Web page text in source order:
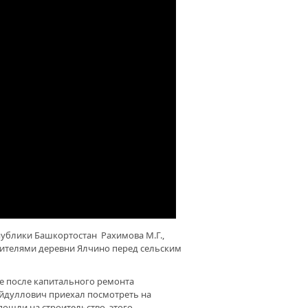
Башкортостан Рахимова М.Г.,
деревни Ялчино перед сельским
после капитального ремонта
приехал посмотреть на